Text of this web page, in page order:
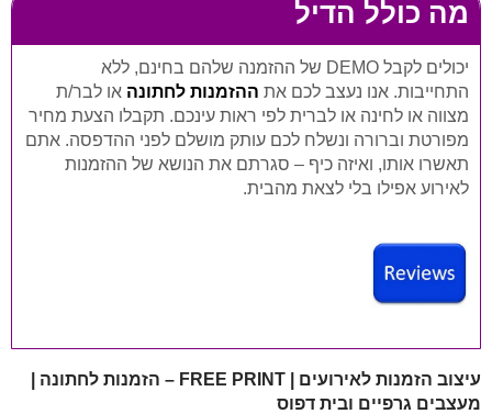
מה כולל הדיל
יכולים לקבל DEMO של ההזמנה שלהם בחינם, ללא
התחייבות. אנו נעצב לכם את ההזמנות לחתונה או לבר/ת
מצווה או לחינה או לברית לפי ראות עינכם. תקבלו הצעת מחיר
מפורטת וברורה ונשלח לכם עותק מושלם לפני ההדפסה. אתם
תאשרו אותו, ואיזה כיף – סגרתם את הנושא של ההזמנות
לאירוע אפילו בלי לצאת מהבית.
עיצוב הזמנות לאירועים | FREE PRINT – הזמנות לחתונה |
מעצבים גרפיים ובית דפוס